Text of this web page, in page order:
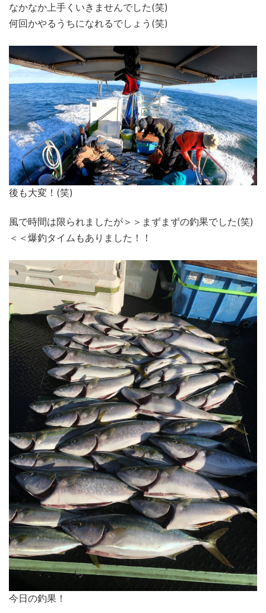
なかなか上手くいきませんでした(笑)
何回かやるうちになれるでしょう(笑)
後も大変！(笑)
風で時間は限られましたが＞＞まずまずの釣果でした(笑)
＜＜爆釣タイムもありました！！
今日の釣果！